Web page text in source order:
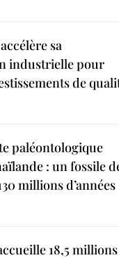
sa
industrielle pour
de
paléontologique
: un fossile
millions d’années
18,5 millions